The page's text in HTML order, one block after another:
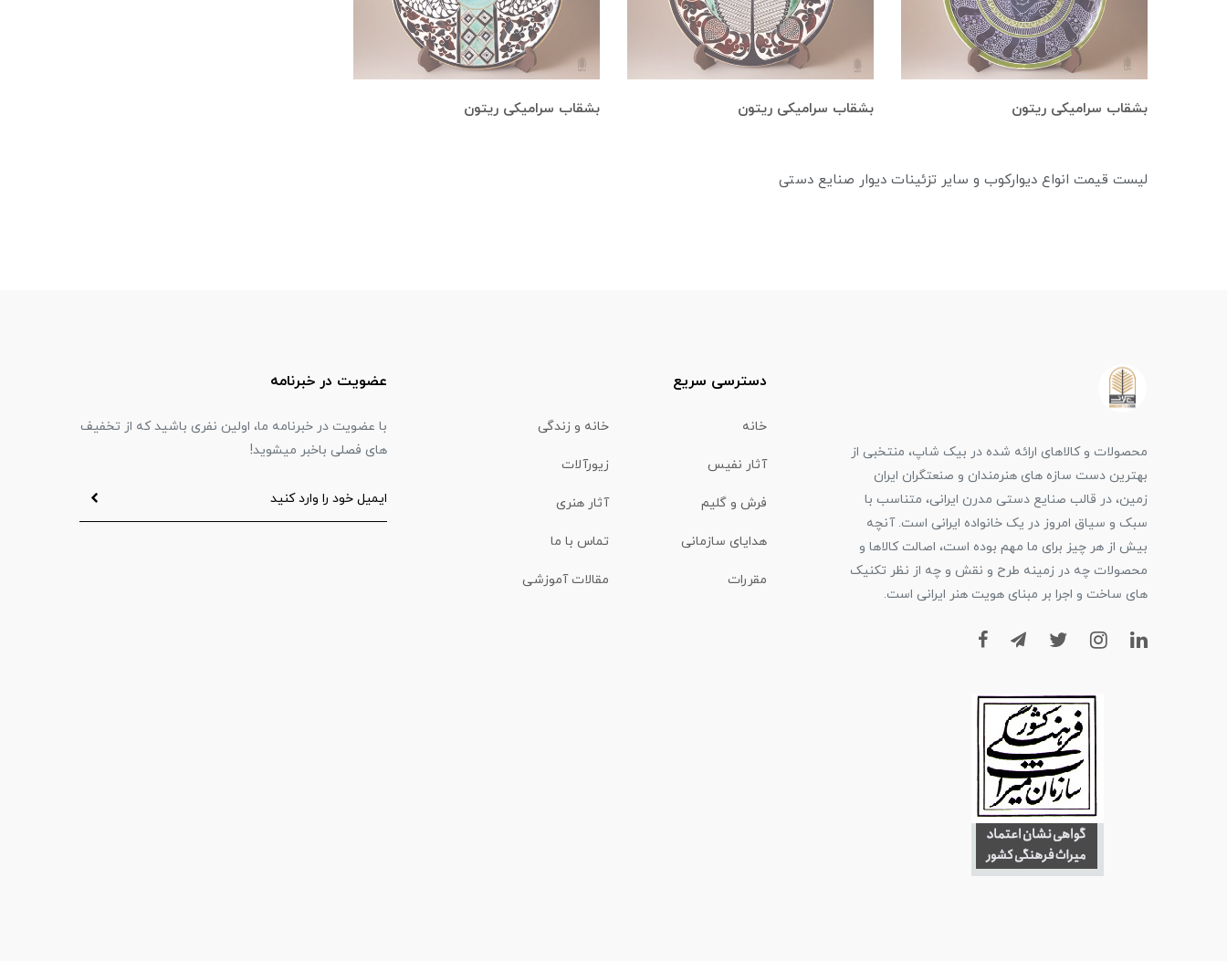
بشقاب سرامیکی ریتون بشقاب سرامیکی ریتون بشقاب سرامیکی ریتون
لیست قیمت انواع دیوارکوب و سایر تزئینات دیوار صنایع دستی
محصولات و کالاهای ارائه شده در بیک شاپ، منتخبی از
بهترین دست سازه های هنرمندان و صنعتگران ایران
زمین، در قالب صنایع دستی مدرن ایرانی، متناسب با
سبک و سیاق امروز در یک خانواده ایرانی است. آنچه
بیش از هر چیز برای ما مهم بوده است، اصالت کالاها و
محصولات چه در زمینه طرح و نقش و چه از نظر تکنیک
های ساخت و اجرا بر مبنای هویت هنر ایرانی است.
دسترسی سریع
خانه خانه و زندگی
آثار نفیس زیورآلات
فرش و گلیم آثار هنری
هدایای سازمانی تماس با ما
مقررات مقالات آموزشی
عضویت در خبرنامه
با عضویت در خبرنامه ما، اولین نفری باشید که از تخفیف
های فصلی باخبر میشوید!